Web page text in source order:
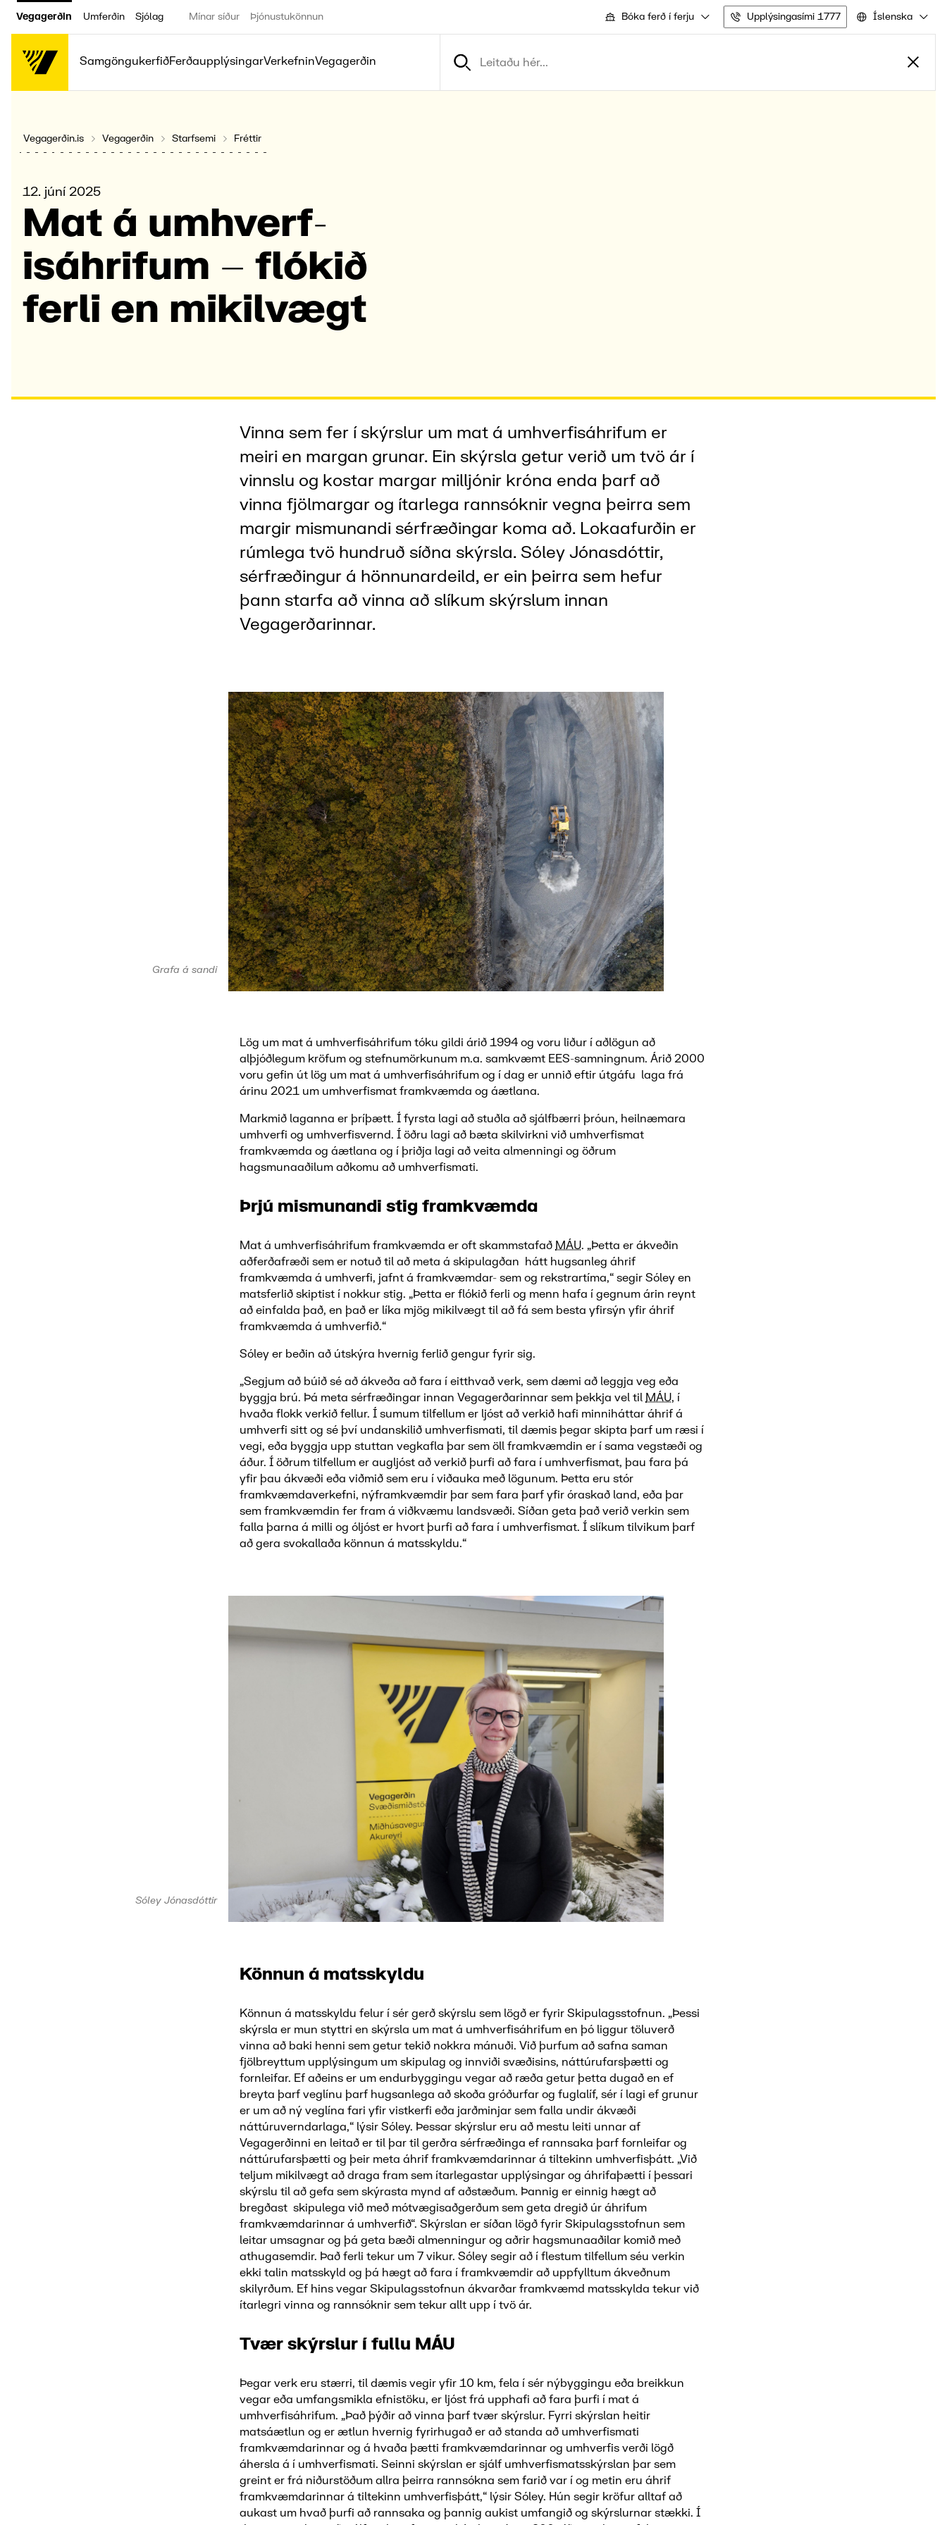
Vegagerðin Umferðin Sjólag Mínar síður Þjónustukönnun Bóka ferð í ferju Upplýsingasími 1777 Íslenska
SamgöngukerfiðFerðaupplýsingarVerkefninVegagerðin
Vegagerðin.is Vegagerðin Starfsemi Fréttir
12. júní 2025
Mat á umhverf­
isáhrif­um – flók­ið
ferli en mikil­vægt
Vinna sem fer í skýrslur um mat á umhverfisáhrifum er
meiri en margan grunar. Ein skýrsla getur verið um tvö ár í
vinnslu og kostar margar milljónir króna enda þarf að
vinna fjölmargar og ítarlega rannsóknir vegna þeirra sem
margir mismunandi sérfræðingar koma að. Lokaafurðin er
rúmlega tvö hundruð síðna skýrsla. Sóley Jónasdóttir,
sérfræðingur á hönnunardeild, er ein þeirra sem hefur
þann starfa að vinna að slíkum skýrslum innan
Vegagerðarinnar.
Grafa á sandi
Lög um mat á umhverfisáhrifum tóku gildi árið 1994 og voru liður í aðlögun að
alþjóðlegum kröfum og stefnumörkunum m.a. samkvæmt EES-samningnum. Árið 2000
voru gefin út lög um mat á umhverfisáhrifum og í dag er unnið eftir útgáfu laga frá
árinu 2021 um umhverfismat framkvæmda og áætlana.
Markmið laganna er þríþætt. Í fyrsta lagi að stuðla að sjálfbærri þróun, heilnæmara
umhverfi og umhverfisvernd. Í öðru lagi að bæta skilvirkni við umhverfismat
framkvæmda og áætlana og í þriðja lagi að veita almenningi og öðrum
hagsmunaaðilum aðkomu að umhverfismati.
Þrjú mismunandi stig framkvæmda
Mat á umhverfisáhrifum framkvæmda er oft skammstafaðMÁU. „Þetta er ákveðin
aðferðafræði sem er notuð til að meta á skipulagðan hátt hugsanleg áhrif
framkvæmda á umhverfi, jafnt á framkvæmdar- sem og rekstrartíma,“ segir Sóley en
matsferlið skiptist í nokkur stig. „Þetta er flókið ferli og menn hafa í gegnum árin reynt
að einfalda það, en það er líka mjög mikilvægt til að fá sem besta yfirsýn yfir áhrif
framkvæmda á umhverfið.“
Sóley er beðin að útskýra hvernig ferlið gengur fyrir sig.
„Segjum að búið sé að ákveða að fara í eitthvað verk, sem dæmi að leggja veg eða
byggja brú. Þá meta sérfræðingar innan Vegagerðarinnar sem þekkja vel tilMÁU, í
hvaða flokk verkið fellur. Í sumum tilfellum er ljóst að verkið hafi minniháttar áhrif á
umhverfi sitt og sé því undanskilið umhverfismati, til dæmis þegar skipta þarf um ræsi í
vegi, eða byggja upp stuttan vegkafla þar sem öll framkvæmdin er í sama vegstæði og
áður. Í öðrum tilfellum er augljóst að verkið þurfi að fara í umhverfismat, þau fara þá
yfir þau ákvæði eða viðmið sem eru í viðauka með lögunum. Þetta eru stór
framkvæmdaverkefni, nýframkvæmdir þar sem fara þarf yfir óraskað land, eða þar
sem framkvæmdin fer fram á viðkvæmu landsvæði. Síðan geta það verið verkin sem
falla þarna á milli og óljóst er hvort þurfi að fara í umhverfismat. Í slíkum tilvikum þarf
að gera svokallaða könnun á matsskyldu.“
Sóley Jónasdóttir
Könnun á matsskyldu
Könnun á matsskyldu felur í sér gerð skýrslu sem lögð er fyrir Skipulagsstofnun. „Þessi
skýrsla er mun styttri en skýrsla um mat á umhverfisáhrifum en þó liggur töluverð
vinna að baki henni sem getur tekið nokkra mánuði. Við þurfum að safna saman
fjölbreyttum upplýsingum um skipulag og innviði svæðisins, náttúrufarsþætti og
fornleifar. Ef aðeins er um endurbyggingu vegar að ræða getur þetta dugað en ef
breyta þarf veglínu þarf hugsanlega að skoða gróðurfar og fuglalíf, sér í lagi ef grunur
er um að ný veglína fari yfir vistkerfi eða jarðminjar sem falla undir ákvæði
náttúruverndarlaga,“ lýsir Sóley. Þessar skýrslur eru að mestu leiti unnar af
Vegagerðinni en leitað er til þar til gerðra sérfræðinga ef rannsaka þarf fornleifar og
náttúrufarsþætti og þeir meta áhrif framkvæmdarinnar á tiltekinn umhverfisþátt. „Við
teljum mikilvægt að draga fram sem ítarlegastar upplýsingar og áhrifaþætti í þessari
skýrslu til að gefa sem skýrasta mynd af aðstæðum. Þannig er einnig hægt að
bregðast skipulega við með mótvægisaðgerðum sem geta dregið úr áhrifum
framkvæmdarinnar á umhverfið“. Skýrslan er síðan lögð fyrir Skipulagsstofnun sem
leitar umsagnar og þá geta bæði almenningur og aðrir hagsmunaaðilar komið með
athugasemdir. Það ferli tekur um 7 vikur. Sóley segir að í flestum tilfellum séu verkin
ekki talin matsskyld og þá hægt að fara í framkvæmdir að uppfylltum ákveðnum
skilyrðum. Ef hins vegar Skipulagsstofnun ákvarðar framkvæmd matsskylda tekur við
ítarlegri vinna og rannsóknir sem tekur allt upp í tvö ár.
Tvær skýrslur í fullu MÁU
Þegar verk eru stærri, til dæmis vegir yfir 10 km, fela í sér nýbyggingu eða breikkun
vegar eða umfangsmikla efnistöku, er ljóst frá upphafi að fara þurfi í mat á
umhverfisáhrifum. „Það þýðir að vinna þarf tvær skýrslur. Fyrri skýrslan heitir
matsáætlun og er ætlun hvernig fyrirhugað er að standa að umhverfismati
framkvæmdarinnar og á hvaða þætti framkvæmdarinnar og umhverfis verði lögð
áhersla á í umhverfismati. Seinni skýrslan er sjálf umhverfismatsskýrslan þar sem
greint er frá niðurstöðum allra þeirra rannsókna sem farið var í og metin eru áhrif
framkvæmdarinnar á tiltekinn umhverfisþátt,“ lýsir Sóley. Hún segir kröfur alltaf að
aukast um hvað þurfi að rannsaka og þannig aukist umfangið og skýrslurnar stækki. Í